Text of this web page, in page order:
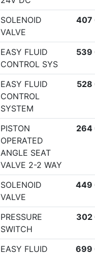
SOLENOID
VALVE
407
EASY FLUID
CONTROL SYS
539
EASY FLUID
CONTROL
SYSTEM
528
PISTON
OPERATED
ANGLE SEAT
VALVE 2-2 WAY
264
SOLENOID
VALVE
449
PRESSURE
SWITCH
302
EASY FLUID
699